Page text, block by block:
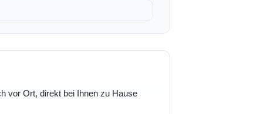
vor Ort, direkt bei Ihnen zu Hause